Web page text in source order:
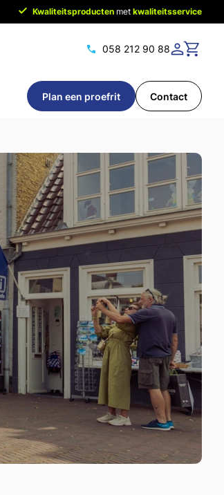
Kwaliteitsproducten met kwaliteitsservice
058 212 90 88
Plan een proefrit Contact